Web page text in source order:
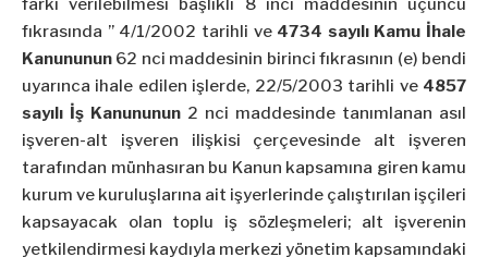
farkı verilebilmesi başlıklı 8 inci maddesinin üçüncü
fıkrasında ” 4/1/2002 tarihli ve 4734 sayılı Kamu İhale
Kanununun 62 nci maddesinin birinci fıkrasının (e) bendi
uyarınca ihale edilen işlerde, 22/5/2003 tarihli ve 4857
sayılı İş Kanununun 2 nci maddesinde tanımlanan asıl
işveren-alt işveren ilişkisi çerçevesinde alt işveren
tarafından münhasıran bu Kanun kapsamına giren kamu
kurum ve kuruluşlarına ait işyerlerinde çalıştırılan işçileri
kapsayacak olan toplu iş sözleşmeleri; alt işverenin
yetkilendirmesi kaydıyla merkezi yönetim kapsamındaki